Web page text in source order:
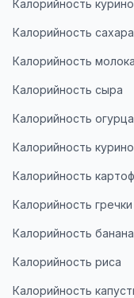
Калорийность
Калорийность сахара
Калорийность молока
Калорийность сыра
Калорийность огурца
Калорийность
Калорийность
Калорийность гречки
Калорийность банана
Калорийность риса
Калорийность